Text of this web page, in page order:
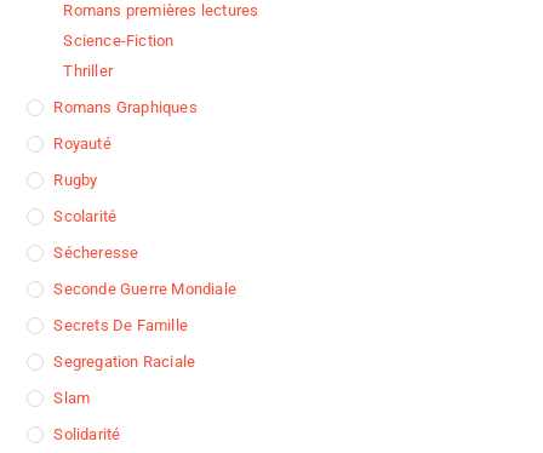
Romans premières lectures
Science-Fiction
Thriller
Romans Graphiques
Royauté
Rugby
Scolarité
Sécheresse
Seconde Guerre Mondiale
Secrets De Famille
Segregation Raciale
Slam
Solidarité